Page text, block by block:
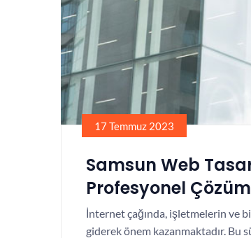
17 Temmuz 2023
Samsun Web
Profesyonel
İnternet çağında, işletmelerin ve
giderek önem kazanmaktadır. Bu